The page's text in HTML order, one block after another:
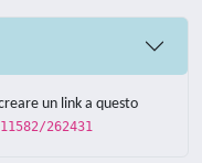
un link a questo
262431